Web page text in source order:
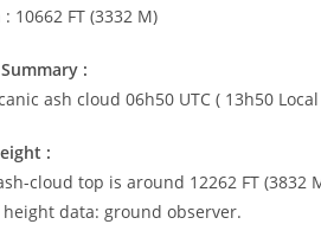
10662 FT (3332 M)
:
ash cloud 06h50 UTC ( 13h50
:
cloud top is around 12262 FT
data: ground observer.